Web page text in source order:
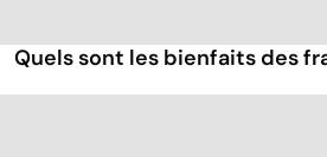
Quels sont les bienfaits des